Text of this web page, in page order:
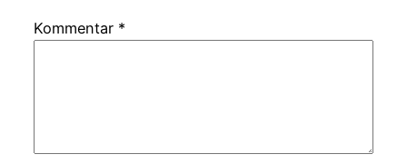
Kommentar *